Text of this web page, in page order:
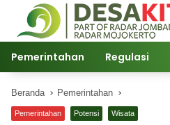
Langsung
konten
Pemerintahan Regulasi
Beranda Pemerintahan
Pemerintahan Potensi Wisata